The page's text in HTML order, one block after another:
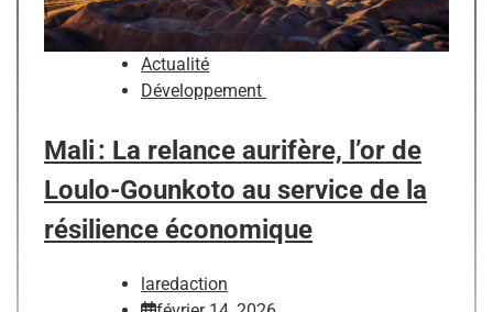
Actualité
Développement
Mali : La relance aurifère, l’or de
Loulo-Gounkoto au service de la
résilience économique
laredaction